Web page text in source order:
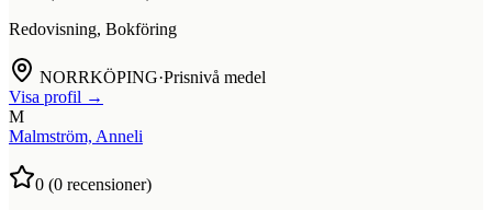
Redovisning, Bokföring
NORRKÖPING·Prisnivå medel
Visa profil →
M
Malmström, Anneli
0 (0 recensioner)